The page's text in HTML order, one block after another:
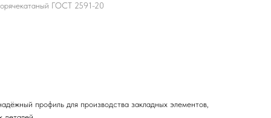
ГОСТ 2591-20
профиль для производства закладных элементов,